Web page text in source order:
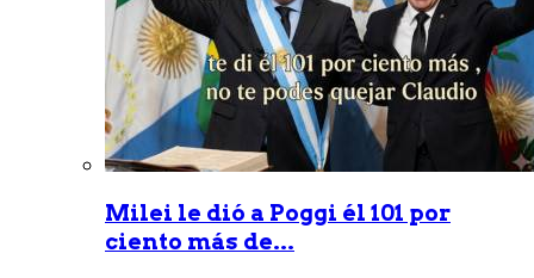
Milei le dió a Poggi él 101 por
ciento más de...